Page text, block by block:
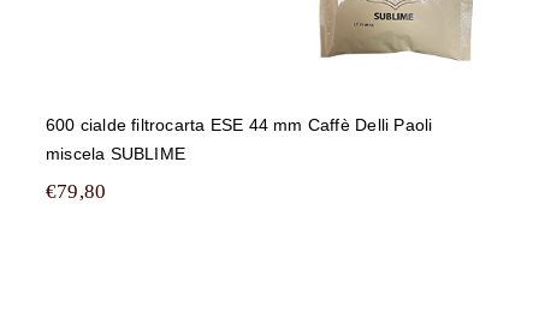
600 cialde filtrocarta ESE 44 mm Caffè Delli Paoli
miscela SUBLIME
€79,80